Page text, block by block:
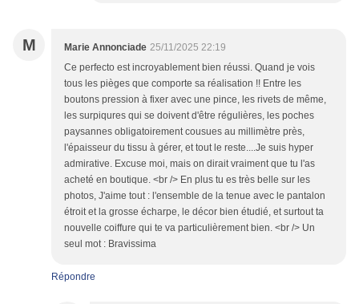
M Marie Annonciade 25/11/2025 22:19
Ce perfecto est incroyablement bien réussi. Quand je vois
tous les pièges que comporte sa réalisation !! Entre les
boutons pression à fixer avec une pince, les rivets de même,
les surpiqures qui se doivent d'être régulières, les poches
paysannes obligatoirement cousues au millimètre près,
l'épaisseur du tissu à gérer, et tout le reste....Je suis hyper
admirative. Excuse moi, mais on dirait vraiment que tu l'as
acheté en boutique. <br /> En plus tu es très belle sur les
photos, J'aime tout : l'ensemble de la tenue avec le pantalon
étroit et la grosse écharpe, le décor bien étudié, et surtout ta
nouvelle coiffure qui te va particulièrement bien. <br /> Un
seul mot : Bravissima
Répondre